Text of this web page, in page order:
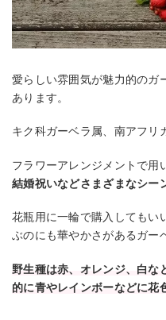
愛らしい雰囲気が魅力的のガ
あります。
キク科ガーベラ属、南アフリ
フラワーアレンジメントで用
結婚祝いなどさまざまなシー
花瓶用に一輪で購入してもい
ぶのにも華やかさがあるガー
野生種は赤、オレンジ、白な
的に青やレインボーなどに花